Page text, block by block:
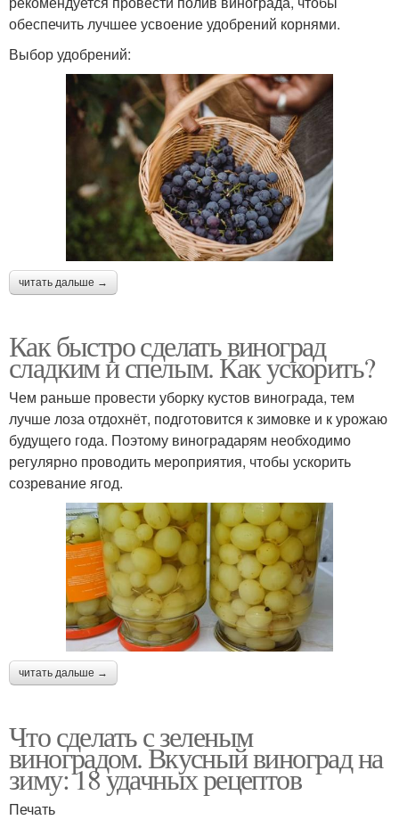
обеспечить лучшее усвоение удобрений корнями.
Выбор удобрений:
читать дальше →
Как быстро сделать виноград
сладким и спелым. Как ускорить?
Чем раньше провести уборку кустов винограда, тем
лучше лоза отдохнёт, подготовится к зимовке и к урожаю
будущего года. Поэтому виноградарям необходимо
регулярно проводить мероприятия, чтобы ускорить
созревание ягод.
читать дальше →
Что сделать с зеленым
виноградом. Вкусный виноград на
зиму: 18 удачных рецептов
Печать